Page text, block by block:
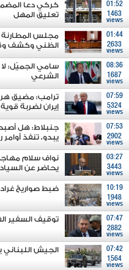
01:52
1463
views
كركي دعا
تعليق المهل
01:44
2633
views
مجلس المطارنة
الظني وكشف
08:36
1687
views
سامي الجميّل:
الشرعي
07:59
5324
views
ترامب: مضيق
إيران لضربة
07:53
2902
views
جنبلاط: هل
يبدو، تنفذ أوامر
03:27
3443
views
نواف سلام
يحاضر عن
10:19
1948
views
ضبط صواريخ
07:47
2882
views
توقيف السفير
07:42
1564
views
الجيش